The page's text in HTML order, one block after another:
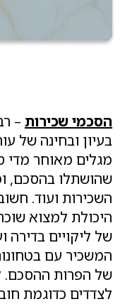
הסכמי שכירות –
בעיון ובחינה של
מגלים מאוחר מדי
שהושתלו בהסכם,
השכירות ועוד.
היכולת למצוא
של ליקויים בדירה
המשכיר עם
של הפרות ההסכם.
לצדדים כדוגמת